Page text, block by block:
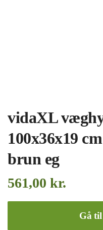
vidaXL
100x36x19
brun eg
561,00 kr.
Gå